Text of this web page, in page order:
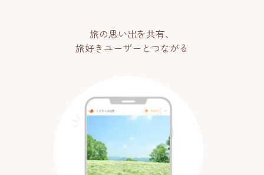
旅の思い出を共有、
旅好きユーザーとつながる